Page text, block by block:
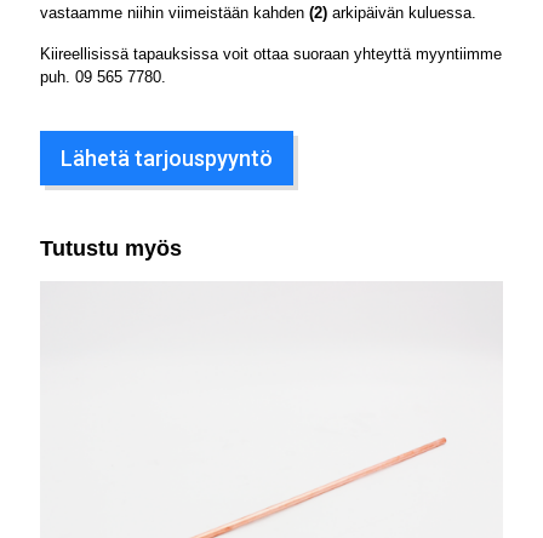
vastaamme niihin viimeistään kahden (2) arkipäivän kuluessa.
Kiireellisissä tapauksissa voit ottaa suoraan yhteyttä myyntiimme
puh. 09 565 7780
Lähetä tarjouspyyntö
Tutustu myös